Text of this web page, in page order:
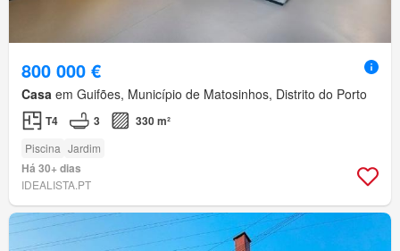
800 000 €
Casa em Guifões, Município de Matosinhos, Distrito do Porto
T4 3 330 m²
Piscina Jardim
Há 30+ dias
IDEALISTA.PT